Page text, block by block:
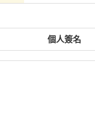
個人簽名